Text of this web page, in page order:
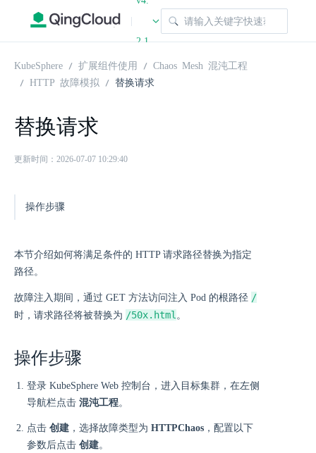
|
2.1
KubeSphere 扩展组件使用
Chaos Mesh 混沌工程
HTTP 故障模拟
替换请求
替换请求
更新时间：2026-07-07 10:29:40
操作步骤
本节介绍如何将满足条件的 HTTP 请求路径替换为指定
路径。
故障注入期间，通过 GET 方法访问注入 Pod 的根路径 /
时，请求路径将被替换为 /50x.html 。
操作步骤
登录 KubeSphere Web 控制台，进入目标集群，在左侧
导航栏点击 混沌工程。
点击 创建 ，选择故障类型为 HTTPChaos ，配置以下
参数后点击 创建。